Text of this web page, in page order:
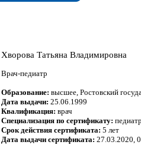
Хворова Татьяна Владимировна
Врач-педиатр
Образование: высшее, Ростовский
Дата выдачи: 25.06.1999
Квалификация: врач
Специализация по сертификату:
Срок действия сертификата: 5 лет
Дата выдачи сертификата: 27.03.2020,